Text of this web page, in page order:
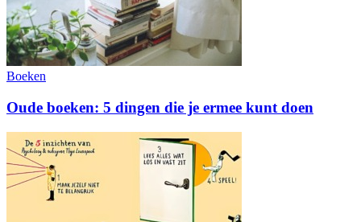
Boeken
Oude boeken: 5 dingen die je ermee kunt doen